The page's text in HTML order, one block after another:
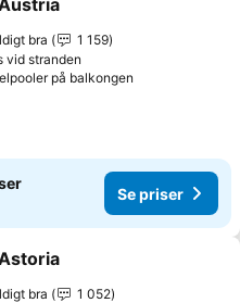
till i Mina Favoriter
bra
1 159
vid stranden
på balkongen
Se priser
till i Mina Favoriter
bra
1 052